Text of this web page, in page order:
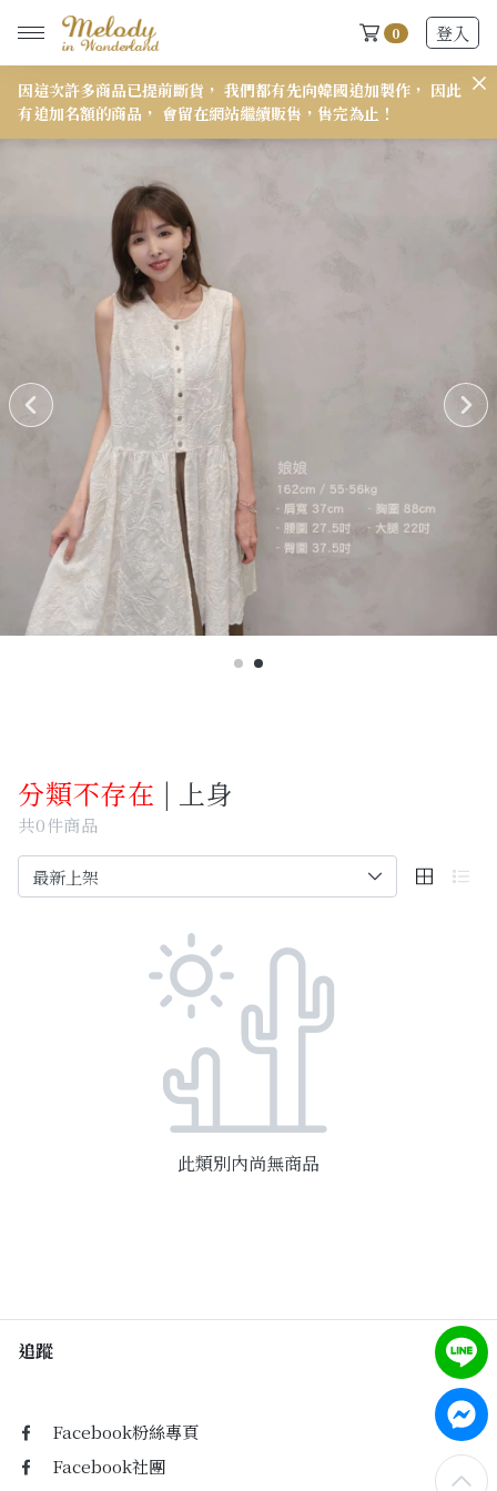
0 登入
New Arrivals
2026 S/S-03 盛夏新品
618快閃新品最後現貨
2026 S/S-02 最後現貨
2026 S/S-01 最後現貨
施華洛世奇水晶飾品區
Past Collections
全部
現貨專區-可快速出貨
C字頭商品- 防曬披肩/好穿內衣
最新消息
訂單查詢
Facebook粉絲專頁
Facebook社團
因這次許多商品已提前斷貨， 我們都有先向韓國追加製作， 因此
有追加名額的商品， 會留在網站繼續販售，售完為止！
分類不存在 | 上身
共0件商品
此類別內尚無商品
追蹤
Facebook粉絲專頁
Facebook社團